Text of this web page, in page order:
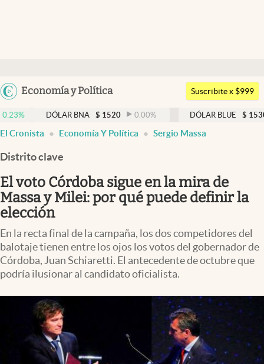
Argentina
Uruguay
Economía y Política
Members
Economía y Política
Finanzas y Mercados
Mercados Online
Negocios
Columnistas
Apertura
Infotechnology
Mundial 2026
Eventos Corporativos
Suscribite x $999
DÓLAR BNA $ 1520 0.00% DÓLAR BLUE $ 1530 -0.65
El Cronista Economía Y Política Sergio Massa
Distrito clave
El voto Córdoba sigue en la mira de
Massa y Milei: por qué puede definir la
elección
En la recta final de la campaña, los dos competidores del
balotaje tienen entre los ojos los votos del gobernador de
Córdoba, Juan Schiaretti. El antecedente de octubre que
podría ilusionar al candidato oficialista.